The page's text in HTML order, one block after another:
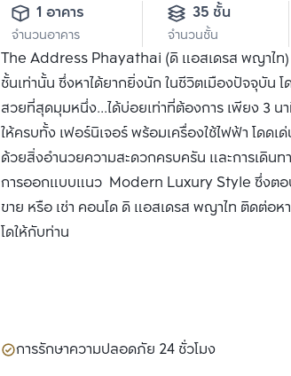
1 อาคาร
จำนวนอาคาร
35 ชั้น
จำนวนชั้น
The Address Phayathai (ดิ แอสเดรส พญาไ
ชั้นเท่านั้น ซึ่งหาได้ยากยิ่งนัก ในชีวิตเมืองปัจจุบั
สวยที่สุดมุมหนึ่ง...ได้บ่อยเท่าที่ต้องการ เพียง 3
ให้ครบทั้ง เฟอร์นิเจอร์ พร้อมเครื่องใช้ไฟฟ้า โด
ด้วยสิ่งอำนวยความสะดวกครบครัน และการเดิ
การออกแบบแนว Modern Luxury Style ซึ่งตอ
ขาย หรือ เช่า คอนโด ดิ แอสเดรส พญาไท ติดต่อ
โดให้กับท่าน
การรักษาความปลอดภัย 24 ชั่วโมง